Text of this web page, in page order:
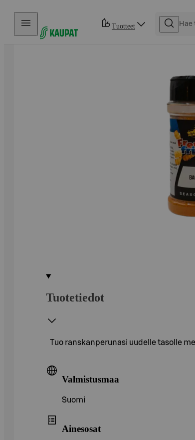
Hyppää sisältöön
Tuotteet
Tuotetiedot
Tuo ranskanperunasi uudelle tasolle
Valmistusmaa
Suomi
Ainesosat